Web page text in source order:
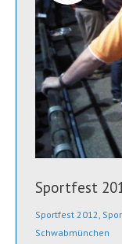
Sportfest
Sportfest 2012,
Schwabmünchen